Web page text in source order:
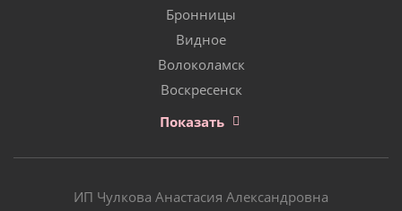
Бронницы
Видное
Волоколамск
Воскресенск
Показать
ИП Чулкова Анастасия Александровна